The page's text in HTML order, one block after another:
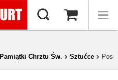
Pamiątki Chrztu Św. Sztućce